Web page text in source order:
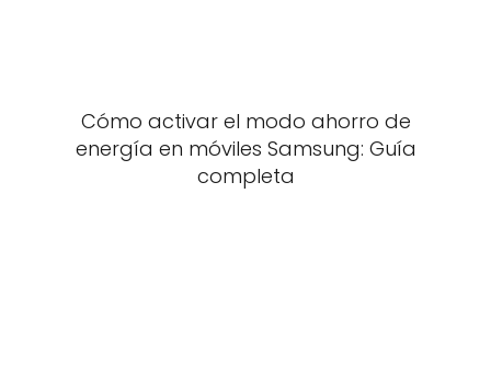
Cómo activar el modo ahorro de
energía en móviles Samsung: Guía
completa